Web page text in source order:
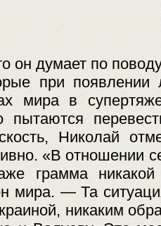
он думает по
при
мира в
пытаются
Николай
«В отношении
грамма
мира. — Та
никаким